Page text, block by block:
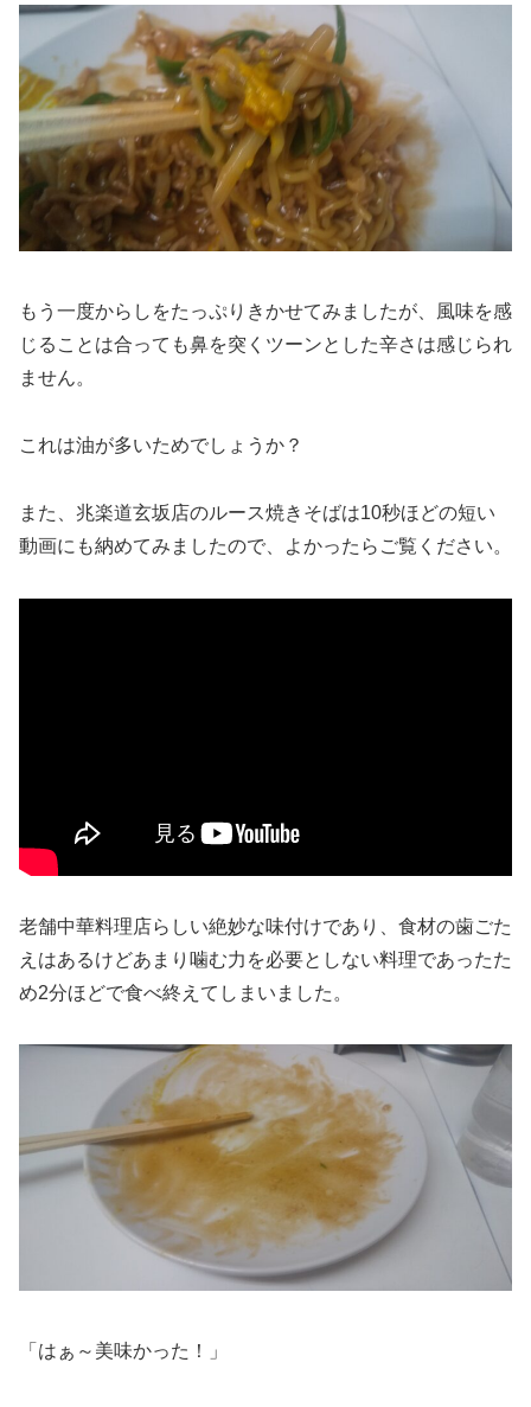
もう一度からしをたっぷりきかせてみましたが、風味を感
じることは合っても鼻を突くツーンとした辛さは感じられ
ません。
これは油が多いためでしょうか？
また、兆楽道玄坂店のルース焼きそばは10秒ほどの短い
動画にも納めてみましたので、よかったらご覧ください。
老舗中華料理店らしい絶妙な味付けであり、食材の歯ごた
えはあるけどあまり噛む力を必要としない料理であったた
め2分ほどで食べ終えてしまいました。
「はぁ～美味かった！」